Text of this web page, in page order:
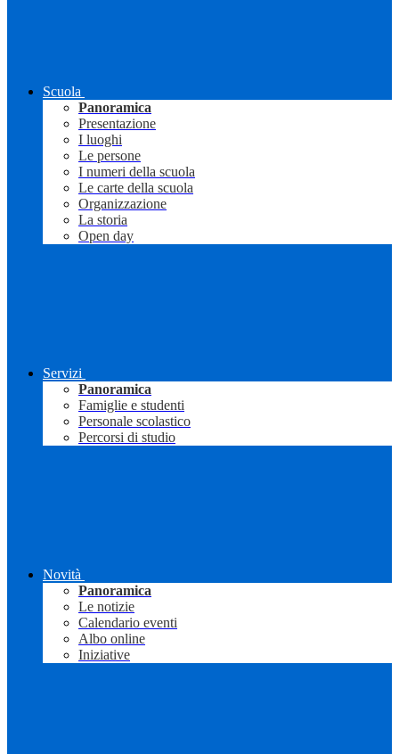
Scuola
Panoramica
Presentazione
I luoghi
Le persone
I numeri della scuola
Le carte della scuola
Organizzazione
La storia
Open day
Servizi
Panoramica
Famiglie e studenti
Personale scolastico
Percorsi di studio
Novità
Panoramica
Le notizie
Calendario eventi
Albo online
Iniziative